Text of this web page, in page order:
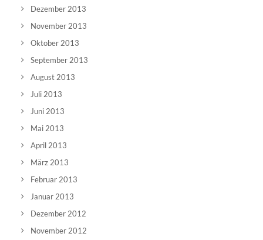
Dezember 2013
November 2013
Oktober 2013
September 2013
August 2013
Juli 2013
Juni 2013
Mai 2013
April 2013
März 2013
Februar 2013
Januar 2013
Dezember 2012
November 2012